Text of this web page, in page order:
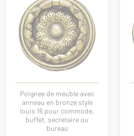
Poignee de meuble avec
anneau en bronze style
louis 16 pour commode,
buffet, secretaire ou
bureau